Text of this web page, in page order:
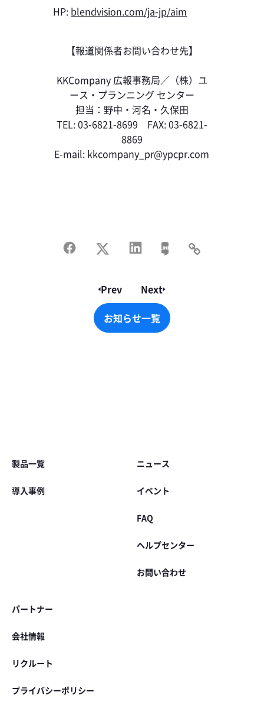
HP: blendvision.com/ja-jp/aim
【報道関係者お問い合わせ先】
KKCompany 広報事務局／（株）ユ
ース・プランニング センター
担当：野中・河名・久保田
TEL: 03-6821-8699 FAX: 03-6821-
8869
E-mail: kkcompany_pr@ypcpr.com
Prev
お知らせ一覧
お知らせ一覧
Next
製品一覧
導入事例
ニュース
イベント
FAQ
ヘルプセンター
お問い合わせ
パートナー
会社情報
リクルート
プライバシーポリシー